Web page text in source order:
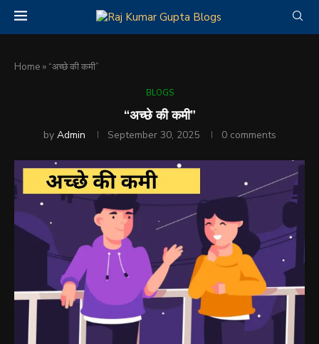
Home » “अच्छे की कमी”
BLOGS
“अच्छे की कमी”
by Admin September 30, 2025 0 comments